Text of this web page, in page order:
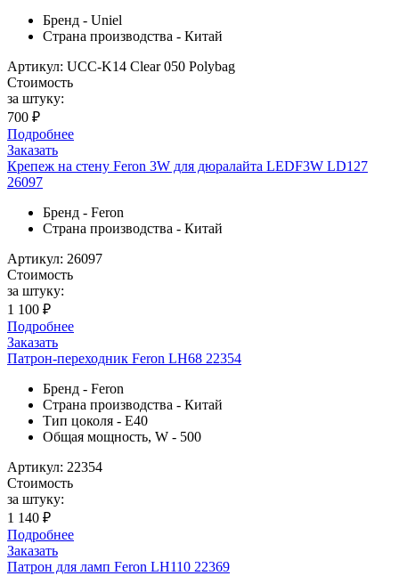
Бренд - Uniel
Страна производства - Китай
Артикул: UCC-K14 Clear 050 Polybag
Стоимость
за штуку:
700 ₽
Подробнее
Заказать
Крепеж на стену Feron 3W для дюралайта LEDF3W LD127
26097
Бренд - Feron
Страна производства - Китай
Артикул: 26097
Стоимость
за штуку:
1 100 ₽
Подробнее
Заказать
Патрон-переходник Feron LH68 22354
Бренд - Feron
Страна производства - Китай
Тип цоколя - E40
Общая мощность, W - 500
Артикул: 22354
Стоимость
за штуку:
1 140 ₽
Подробнее
Заказать
Патрон для ламп Feron LH110 22369